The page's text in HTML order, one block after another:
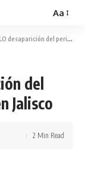
Aa
del periodista Jaime Barrera en Jalisco
del
Jalisco
2 Min Read